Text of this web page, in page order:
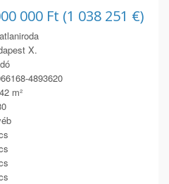
000 Ft (1 038 251 €)
X.
4893620
m²